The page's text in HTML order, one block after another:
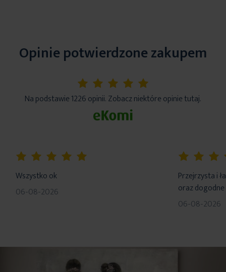
Opinie potwierdzone zakupem
5%
Na podstawie 1226 opinii. Zobacz niektóre opinie tutaj.
Wszystko ok
06-08-2026
Przejrzysta i
oraz
06-08-2026